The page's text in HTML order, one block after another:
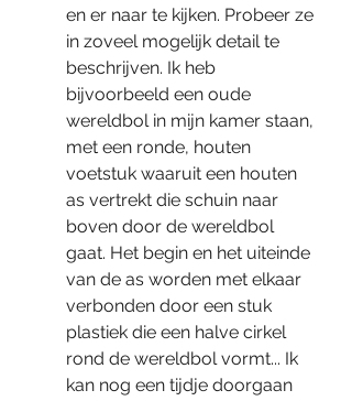
en er naar te kijken. Probeer ze
in zoveel mogelijk detail te
beschrijven. Ik heb
bijvoorbeeld een oude
wereldbol in mijn kamer staan,
met een ronde, houten
voetstuk waaruit een houten
as vertrekt die schuin naar
boven door de wereldbol
gaat. Het begin en het uiteinde
van de as worden met elkaar
verbonden door een stuk
plastiek die een halve cirkel
rond de wereldbol vormt... Ik
kan nog een tijdje doorgaan